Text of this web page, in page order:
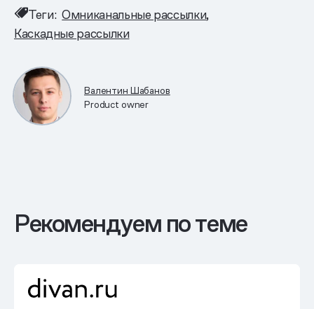
Теги: Омниканальные рассылки
Каскадные рассылки
Валентин Шабанов
Product owner
Рекомендуем по теме